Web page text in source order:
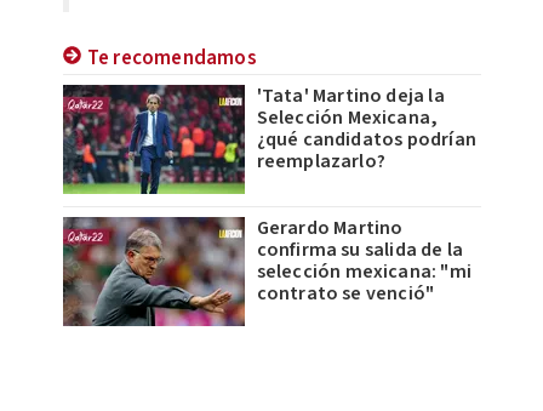
Te recomendamos
'Tata' Martino deja la
Selección Mexicana,
¿qué candidatos podrían
reemplazarlo?
Gerardo Martino
confirma su salida de la
selección mexicana: "mi
contrato se venció"